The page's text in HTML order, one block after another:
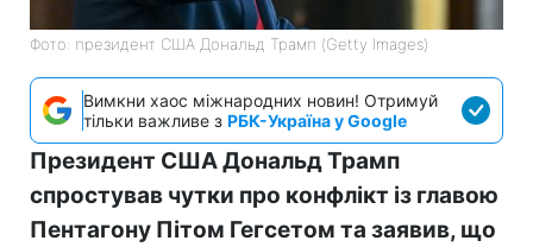
Фото: президент США Дональд Трамп (Getty Images)
Вимкни хаос міжнародних новин! Отримуй
тільки важливе з РБК-Україна у Google
Президент США Дональд Трамп
спростував чутки про конфлікт із главою
Пентагону Пітом Гегсетом та заявив, що